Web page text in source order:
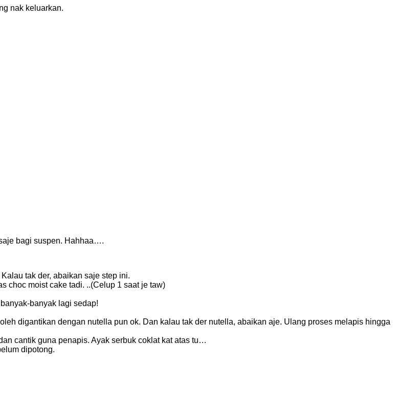
nak keluarkan.
bagi suspen. Hahhaa….
tak der, abaikan saje step ini.
choc moist cake tadi. ..(Celup 1 saat je taw)
banyak lagi sedap!
digantikan dengan nutella pun ok. Dan kalau tak der nutella, abaikan aje. Ulang proses melapis hingga
cantik guna penapis. Ayak serbuk coklat kat atas tu…
dipotong.